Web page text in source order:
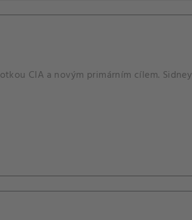
CIA a novým primárním cílem. Sidney